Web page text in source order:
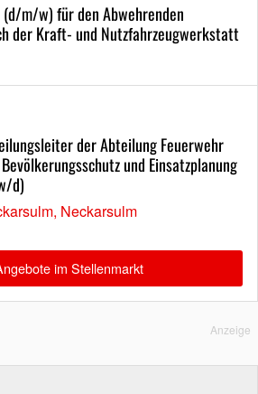
m/w) für den Abwehrenden
der Kraft- und Nutzfahrzeugwerkstatt
der Abteilung Feuerwehr
und Einsatzplanung
d)
Neckarsulm
im Stellenmarkt
Anzeige